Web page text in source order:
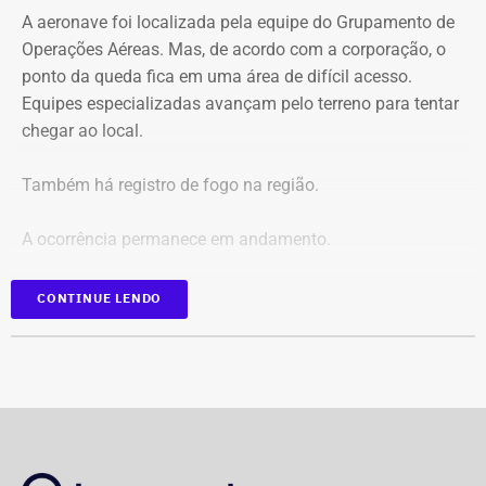
Em caráter urgente, antes da apresentação da defesa das
empresas, a prefeitura solicitou:
Preservação integral dos registros dos nove perfis;
Identificação de anunciantes e financiadores;
Retirada das publicações relacionadas no processo;
Suspensão temporária de contas que não fossem
Proibição de distribuição paga por contas ainda não
campanha ou conjunto de dados.
A aeronave foi localizada pela equipe do Grupamento de
Operações Aéreas. Mas, de acordo com a corporação, o
ponto da queda fica em uma área de difícil acesso.
Equipes especializadas avançam pelo terreno para tentar
chegar ao local.
Também há registro de fogo na região.
A ocorrência permanece em andamento.
*Em atualização
CONTINUE LENDO